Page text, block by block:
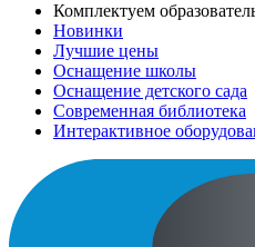
Комплектуем
Новинки
Лучшие цены
Оснащение школы
Оснащение детского сада
Современная библиотека
Интерактивное